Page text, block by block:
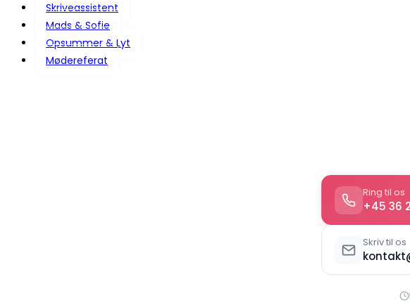
Skriveassistent
Mads & Sofie
Opsummer & Lyt
Mødereferat
Ring til os
+45 36
Skriv til os